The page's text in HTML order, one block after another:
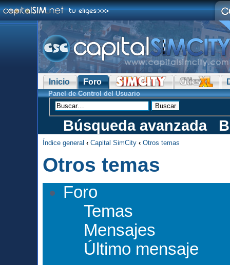
Inicio Foro
Panel de Control del Usuario
Búsqueda avanzada
Índice general ‹ Capital SimCity ‹ Otros temas
Otros temas
Foro
Temas
Mensajes
Último mensaje